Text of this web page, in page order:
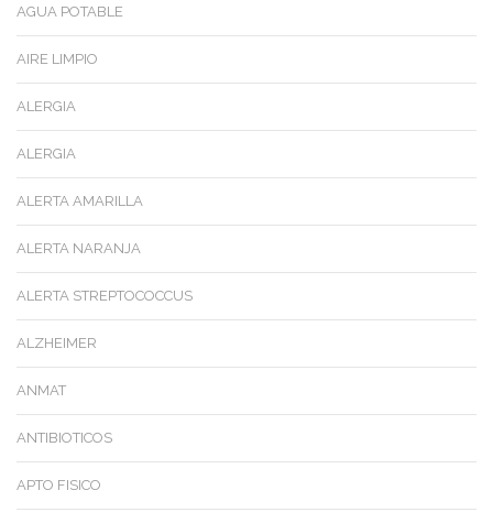
AGUA POTABLE
AIRE LIMPIO
ALERGIA
ALERGIA
ALERTA AMARILLA
ALERTA NARANJA
ALERTA STREPTOCOCCUS
ALZHEIMER
ANMAT
ANTIBIOTICOS
APTO FISICO